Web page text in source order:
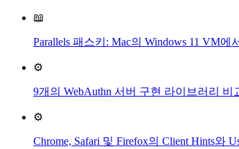
📖
Parallels 패스키: Mac의 Windows 11 VM에
⚙️
9개의 WebAuthn 서버 구현 라이브러리 비
⚙️
Chrome, Safari 및 Firefox의 Client Hints와